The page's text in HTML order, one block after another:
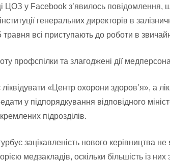
ЦОЗ у Facebook з’явилось повідомлення,
генеральних директорів в
всі приступають до роботи в
профспілки та злагоджені дії
«Центр охорони здоров’я», а
у підпорядкування відповідного
підрозділів.
зацікавленість нового керівництва
медзакладів, оскільки більшість із